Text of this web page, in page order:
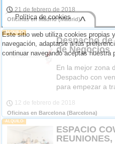
21 de febrero de 2018
Oficinas en Madrid(Madrid)
-ALQUILO-
Despacho
de Negocios
En la mejor zona
Despacho con
para empezar a
12 de febrero de 2018
Oficinas en Barcelona (Barcelona)
-ALQUILO-
ESPACIO
Este sitio web utiliza cookies propias
navegación, adaptarse a tus
continuar navegando aceptas nuestra
Política de cookies ^